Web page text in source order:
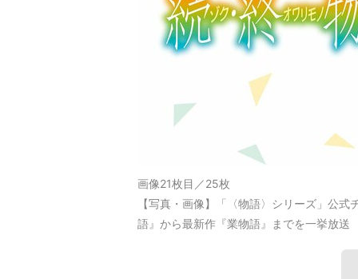
画像21枚目／25枚
【写真・画像】「〈物語〉シリーズ」公
語』から最新作『業物語』までを一挙放